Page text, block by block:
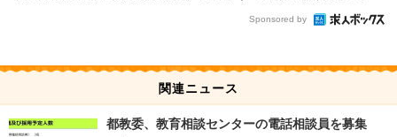
Sponsored by
関連ニュース
都教委、教育相談センターの電話相談員を募集